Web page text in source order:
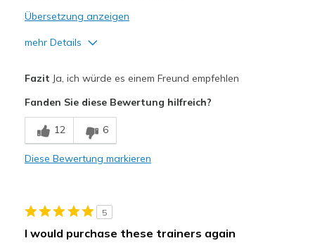
Übersetzung anzeigen
mehr Details
Breathe Well
Comfortable
Fazit Ja, ich würde es einem Freund empfehlen
Fanden Sie diese Bewertung hilfreich?
12 6
Diese Bewertung markieren
5
I would purchase these trainers again